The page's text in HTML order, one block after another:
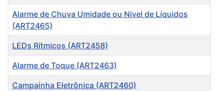
Alarme de Chuva Umidade ou Nível de Líquidos
(ART2465)
LEDs Rítmicos (ART2458)
Alarme de Toque (ART2463)
Campainha Eletrônica (ART2460)